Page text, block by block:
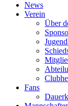
News
Verein
Über
Fans